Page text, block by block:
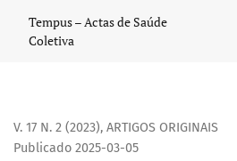
PERDA DE ATIVIDADE
Tempus – Actas de Saúde
Coletiva
V. 17 N. 2 (2023), ARTIGOS ORIGINAIS
Publicado 2025-03-05